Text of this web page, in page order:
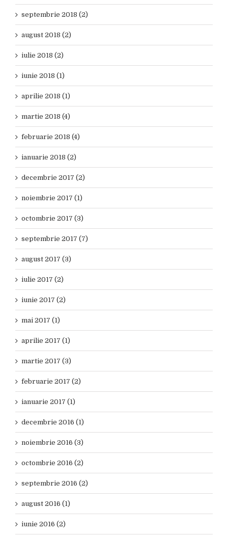
septembrie 2018 (2)
august 2018 (2)
iulie 2018 (2)
iunie 2018 (1)
aprilie 2018 (1)
martie 2018 (4)
februarie 2018 (4)
ianuarie 2018 (2)
decembrie 2017 (2)
noiembrie 2017 (1)
octombrie 2017 (3)
septembrie 2017 (7)
august 2017 (3)
iulie 2017 (2)
iunie 2017 (2)
mai 2017 (1)
aprilie 2017 (1)
martie 2017 (3)
februarie 2017 (2)
ianuarie 2017 (1)
decembrie 2016 (1)
noiembrie 2016 (3)
octombrie 2016 (2)
septembrie 2016 (2)
august 2016 (1)
iunie 2016 (2)